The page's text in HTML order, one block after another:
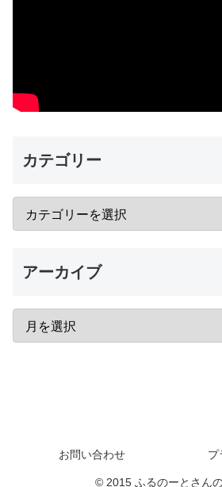
カテゴリー
アーカイブ
お問い合わせ プ
© 2015 ふるのーとさん